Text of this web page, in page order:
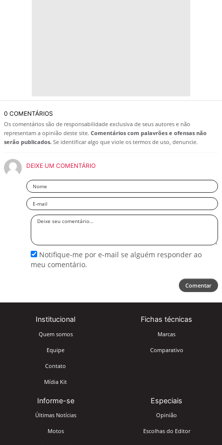
0 COMENTÁRIOS
Os comentários são de responsabilidade exclusiva de seus autores e não
representam a opinião deste site. Comentários com palavrões e ofensas não
serão publicados. Se identificar algo que viole os termos de uso, denuncie.
DEIXE UM COMENTÁRIO
Nome
Email
Deixe
Notifique-me por e-mail se alguém responder ao
meu comentário.
Comentar
Institucional
Quem somos
Equipe
Contato
Mídia Kit
Fichas técnicas
Marcas
Comparativo
Informe-se
Últimas Notícias
Motos
Especiais
Opinião
Escolhas do Editor